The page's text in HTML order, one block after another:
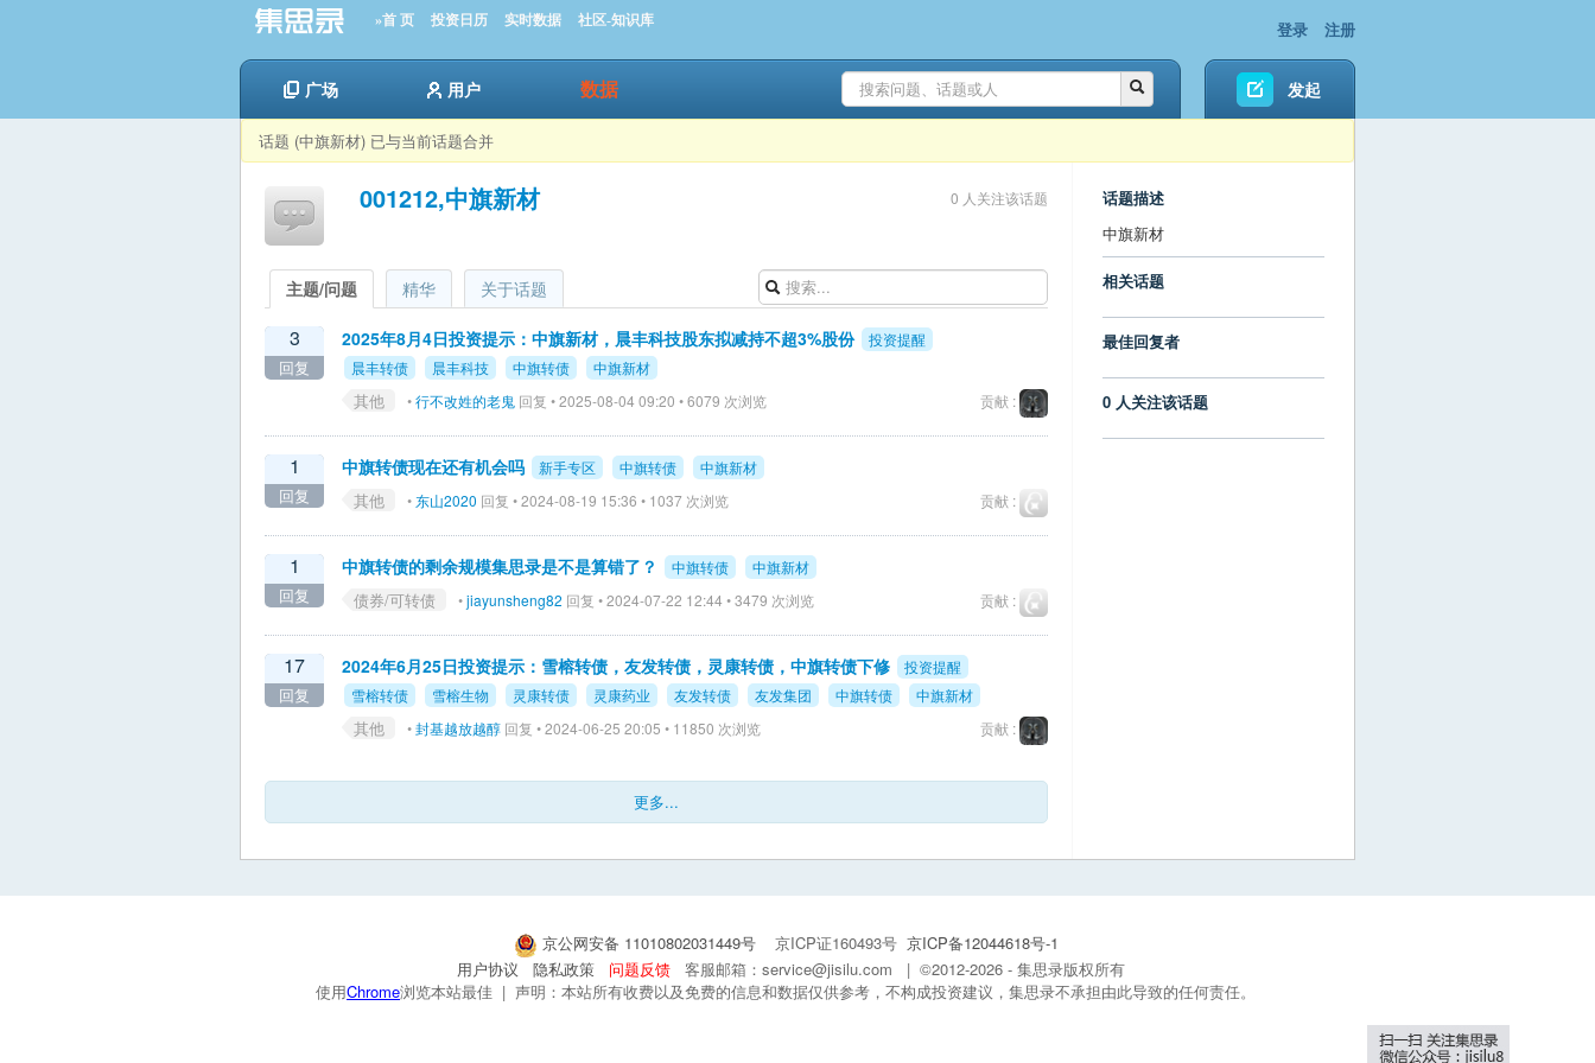
»首 页 投资日历 实时数据 社区-知识库 登录 注册
广场 用户 数据 发起
话题 (中旗新材) 已与当前话题合并
001212,中旗新材 0 人关注该话题
主题/问题 精华 关于话题
3
回复
2025年8月4日投资提示：中旗新材，晨丰科技股东拟减持不超3%股份
投资提醒
晨丰转债
晨丰科技 中旗转债
中旗新材
贡献 :
其他 •行不改姓的老鬼 回复 • 2025-08-04 09:20 • 6079 次浏览
1
回复
中旗转债现在还有机会吗 新手专区 中旗转债
中旗新材
贡献 :
其他 •东山2020 回复 • 2024-08-19 15:36 • 1037 次浏览
1
回复
中旗转债的剩余规模集思录是不是算错了？ 中旗转债
中旗新材
贡献 :
债券/可转债 •jiayunsheng82 回复 • 2024-07-22 12:44 • 3479 次浏览
17
回复
2024年6月25日投资提示：雪榕转债，友发转债，灵康转债，中旗转债下修
投资提醒
雪榕转债
雪榕生物 灵康转债 灵康药业 友发转债 友发集团 中旗转债
中旗新材
贡献 :
其他 •封基越放越醇 回复 • 2024-06-25 20:05 • 11850 次浏览
更多...
话题描述
中旗新材
相关话题
最佳回复者
0 人关注该话题
京公网安备 11010802031449号 京ICP证160493号 京ICP备12044618号-1
用户协议
隐私政策 问题反馈
客服邮箱：service@jisilu.com | ©2012-2026 - 集思录版权所有
使用Chrome浏览本站最佳 | 声明：本站所有收费以及免费的信息和数据仅供参考，不构成投资建议，集思录不承担由此导致的任何责任。